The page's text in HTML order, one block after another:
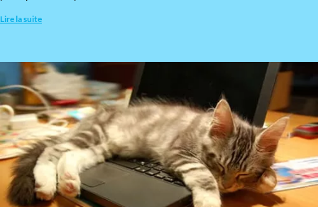
Lire la suite